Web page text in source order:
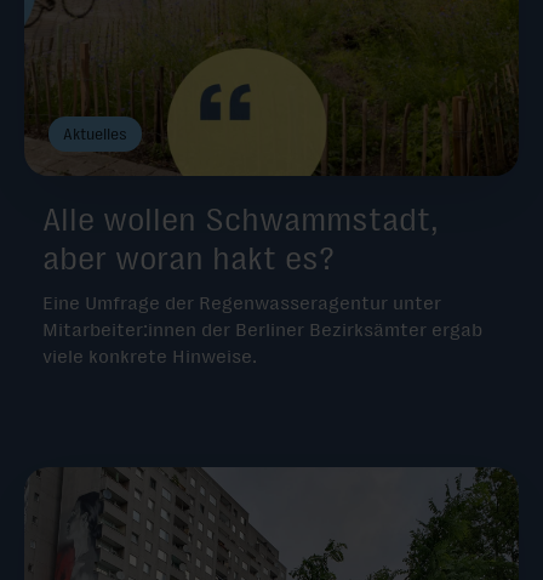
Alle wollen Schwammstadt,
aber woran hakt es?
Eine Umfrage der Regenwasseragentur unter
Mitarbeiter:innen der Berliner Bezirksämter ergab
viele konkrete Hinweise.
Aktuelles